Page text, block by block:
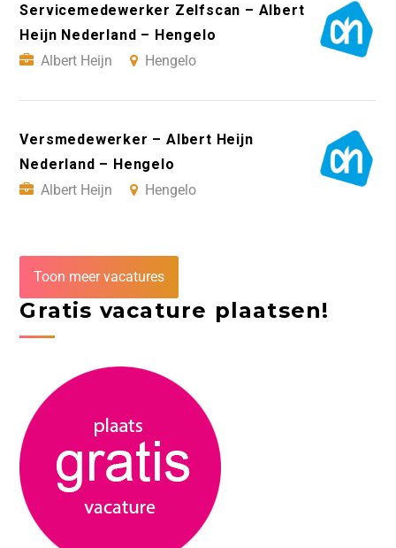
Servicemedewerker Zelfscan – Albert
Heijn Nederland – Hengelo
Albert Heijn
Hengelo
Versmedewerker – Albert Heijn
Nederland – Hengelo
Albert Heijn
Hengelo
Toon meer vacatures
Gratis vacature plaatsen!